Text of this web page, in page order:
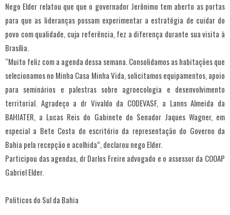
Nego Elder relatou que que o governador Jerônimo tem aberto as portas
para que as lideranças possam experimentar a estratégia de cuidar do
povo com qualidade, cuja referência, fez a diferença durante sua visita à
Brasília.
“Muito feliz com a agenda dessa semana. Consolidamos as habitações que
selecionamos no Minha Casa Minha Vida, solicitamos equipamentos, apoio
para seminários e palestras sobre agroecologia e desenvolvimento
territorial. Agradeço a dr Vivaldo da CODEVASF, a Lanns Almeida da
BAHIATER, a Lucas Reis do Gabinete do Senador Jaques Wagner, em
especial a Bete Costa do escritório da representação do Governo da
Bahia pela recepção e acolhida”, declarou nego Elder.
Participou das agendas, dr Darlos Freire advogado e o assessor da COOAP
Gabriel Elder.
Politicos do Sul da Bahia